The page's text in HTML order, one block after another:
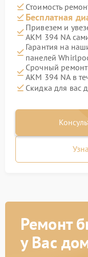
Стоимость
Бесплатная
Привезем и
AKM 394 NA
Гарантия на
панелей
Срочный
AKM 394 NA в
Скидка для вас
Ремонт
у Вас